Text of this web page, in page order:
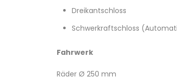
Dreikantschloss
Schwerkraftschloss
Fahrwerk
Räder Ø 250 mm